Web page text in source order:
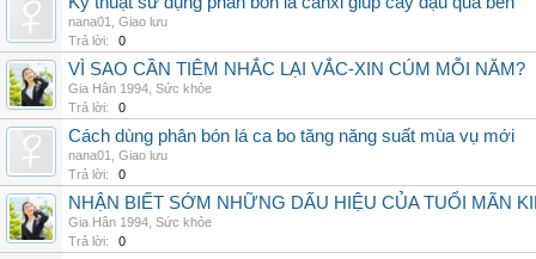
nana01
Giao lưu
Trả lời:
0
VÌ SAO CẦN TIÊM NHẮC LẠI VẮC-XIN CÚM MỖI NĂM?
Gia Hân 1994 Sức khỏe
Trả lời:
0
Cách dùng phân bón lá ca bo tăng năng suất mùa vụ mới
nana01
Giao lưu
Trả lời:
0
NHẬN BIẾT SỚM NHỮNG DẤU HIỆU CỦA TUỔI MÃN
Gia Hân 1994 Sức khỏe
Trả lời:
0